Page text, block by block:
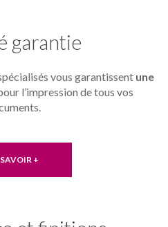
garantie
vous garantissent une
l’impression de tous vos
+